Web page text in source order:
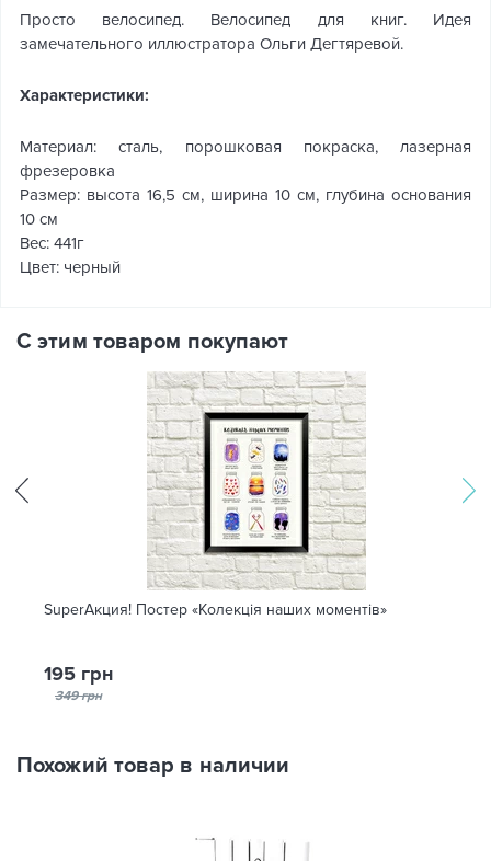
Просто велосипед. Велосипед для книг. Идея
замечательного иллюстратора Ольги Дегтяревой.
Характеристики:
Материал: сталь, порошковая покраска, лазерная
фрезеровка
Размер: высота 16,5 см, ширина 10 см, глубина основания
10 см
Вес: 441г
Цвет: черный
С этим товаром покупают
SuperАкция! Постер «Колекція наших моментів»
195 грн
349 грн
Похожий товар в наличии